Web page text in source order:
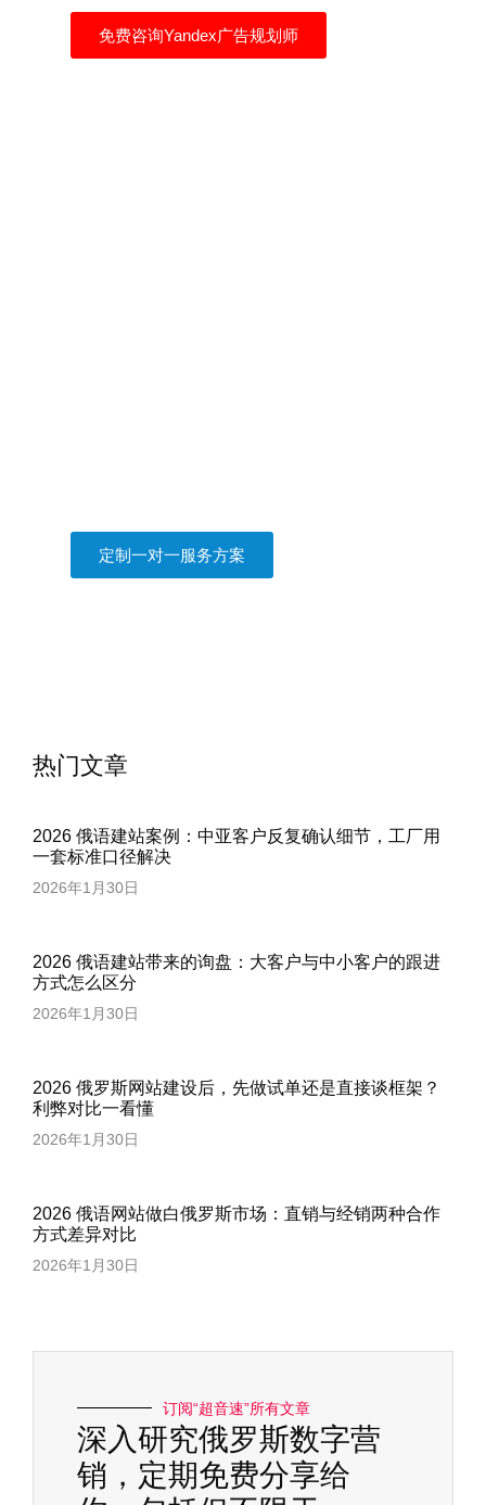
免费咨询Yandex广告规划师
定制一对一服务方案
热门文章
2026 俄语建站案例：中亚客户反复确认细节，工厂用
一套标准口径解决
2026年1月30日
2026 俄语建站带来的询盘：大客户与中小客户的跟进
方式怎么区分
2026年1月30日
2026 俄罗斯网站建设后，先做试单还是直接谈框架？
利弊对比一看懂
2026年1月30日
2026 俄语网站做白俄罗斯市场：直销与经销两种合作
方式差异对比
2026年1月30日
订阅“超音速”所有文章
深入研究俄罗斯数字营
销，定期免费分享给